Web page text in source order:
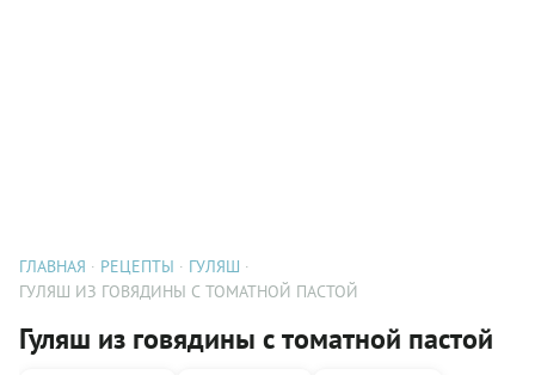
ГЛАВНАЯ РЕЦЕПТЫ
ГУЛЯШ
ГУЛЯШ ИЗ ГОВЯДИНЫ С ТОМАТНОЙ ПАСТОЙ
Гуляш из говядины с томатной пастой